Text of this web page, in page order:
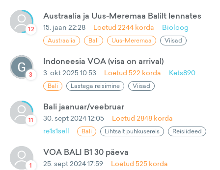
12
Austraalia ja Uus-Meremaa Balilt lennates
15. jaan 22:28 Loetud 2244 korda Bioloog
Austraalia Bali Uus-Meremaa Viisad
3
Indoneesia VOA (visa on arrival)
3. okt 2025 10:53 Loetud 522 korda Kets890
Bali Lastega reisimine Viisad
11
Bali jaanuar/veebruar
30. sept 2024 12:05 Loetud 2848 korda
re1s1sell
Bali Lihtsalt puhkusereis Reisiideed
1
VOA BALI B1 30 päeva
25. sept 2024 17:59 Loetud 525 korda